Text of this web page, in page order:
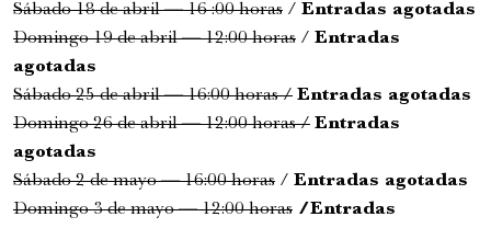
Sábado 18 de abril — 16 :00 horas / Entradas agotadas
Domingo 19 de abril — 12:00 horas / Entradas
agotadas
Sábado 25 de abril — 16:00 horas / Entradas agotadas
Domingo 26 de abril — 12:00 horas / Entradas
agotadas
Sábado 2 de mayo — 16:00 horas / Entradas agotadas
Domingo 3 de mayo — 12:00 horas /Entradas